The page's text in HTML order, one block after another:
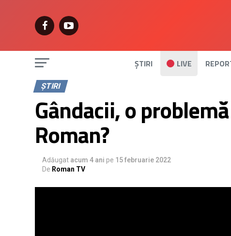
ȘTIRI LIVE
ȘTIRI
Gândacii, o
Roman?
Adăugat acum 4 ani pe 15 februarie 2022
De Roman TV